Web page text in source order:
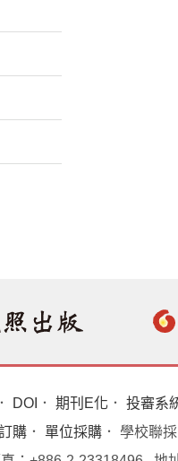
． DOI ． 期刊E化 ． 投審系
購 ． 單位採購 ． 學校聯